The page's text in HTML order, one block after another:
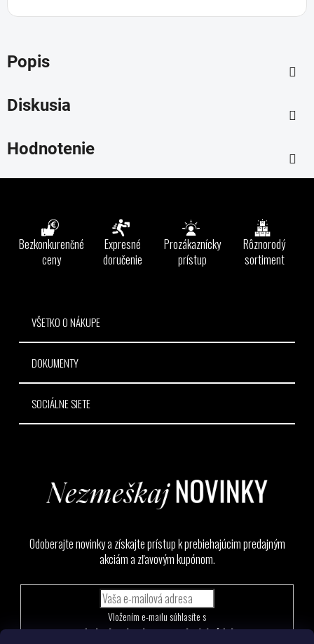
Popis
Diskusia
Hodnotenie
Bezkonkurenčné
ceny
Expresné
doručenie
Prozákaznícky
prístup
Rôznorodý
sortiment
VŠETKO O NÁKUPE
DOKUMENTY
SOCIÁLNE SIETE
Odoberajte novinky a získajte prístup k prebiehajúcim predajným
akciám a zľavovým kupónom.
podmienkami ochrany osobných údajov